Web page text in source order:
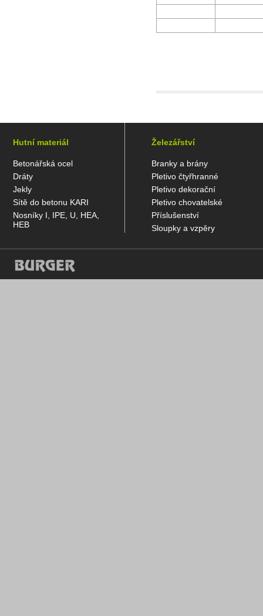
Hutní materiál
Betonářská ocel
Dráty
Jekly
Sítě do betonu KARI
Nosníky I, IPE, U, HEA,
HEB
Železářství
Branky a brány
Pletivo čtyřhranné
Pletivo dekorační
Pletivo chovatelské
Příslušenství
Sloupky a vzpěry